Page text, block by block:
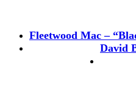
Fleetwood Mac –
David